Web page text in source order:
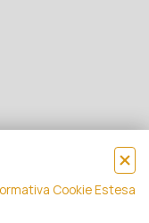
Cookie Estesa